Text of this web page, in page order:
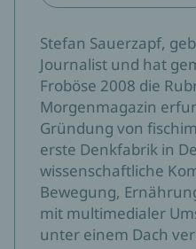
Stefan Sauerzapf,
Journalist und hat
Froböse 2008 die
Morgenmagazin
Gründung von
erste Denkfabrik in
wissenschaftliche
Bewegung,
mit multimedialer
unter einem Dach